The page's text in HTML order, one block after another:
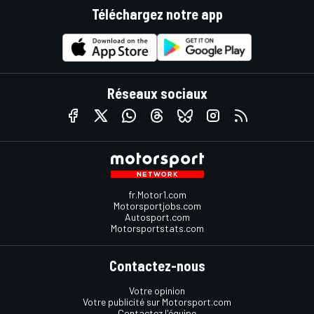
Téléchargez notre app
Réseaux sociaux
fr.Motor1.com
Motorsportjobs.com
Autosport.com
Motorsportstats.com
Contactez-nous
Votre opinion
Votre publicité sur Motorsport.com